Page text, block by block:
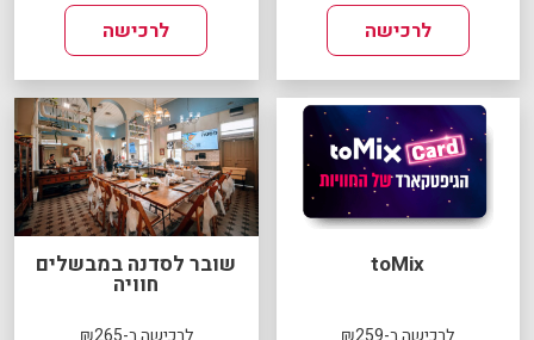
לרכישה לרכישה
toMix שובר לסדנה במבשלים
חוויה